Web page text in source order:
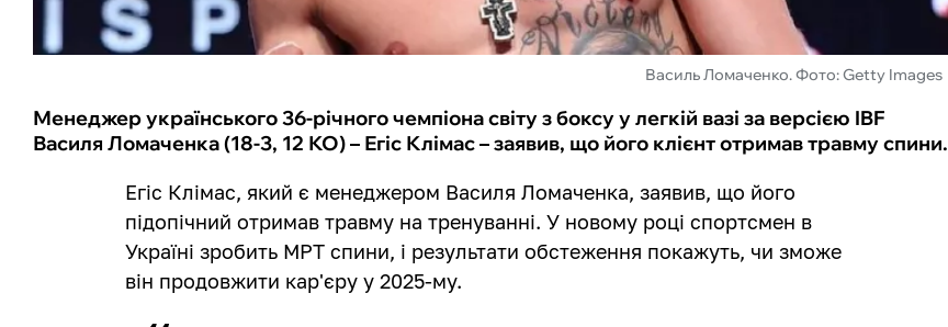
Василь Ломаченко. Фото: Getty Images
Менеджер українського 36-річного чемпіона світу з боксу у легкій вазі за версією IBF
Василя Ломаченка (18-3, 12 КО) – Егіс Клімас – заявив, що його клієнт отримав травму спини.
Егіс Клімас, який є менеджером Василя Ломаченка, заявив, що його
підопічний отримав травму на тренуванні. У новому році спортсмен в
Україні зробить МРТ спини, і результати обстеження покажуть, чи зможе
він продовжити кар'єру у 2025-му.